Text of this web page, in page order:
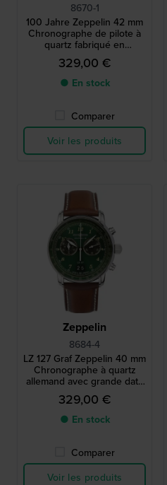
8670-1
100 Jahre Zeppelin 42 mm
Chronographe de pilote à
quartz fabriqué en
Allemagne avec date
329,00 €
● En stock
Comparer
Voir les produits
Zeppelin
8684-4
LZ 127 Graf Zeppelin 40 mm
Chronographe à quartz
allemand avec grande date
et mouvement suisse
329,00 €
● En stock
Comparer
Voir les produits